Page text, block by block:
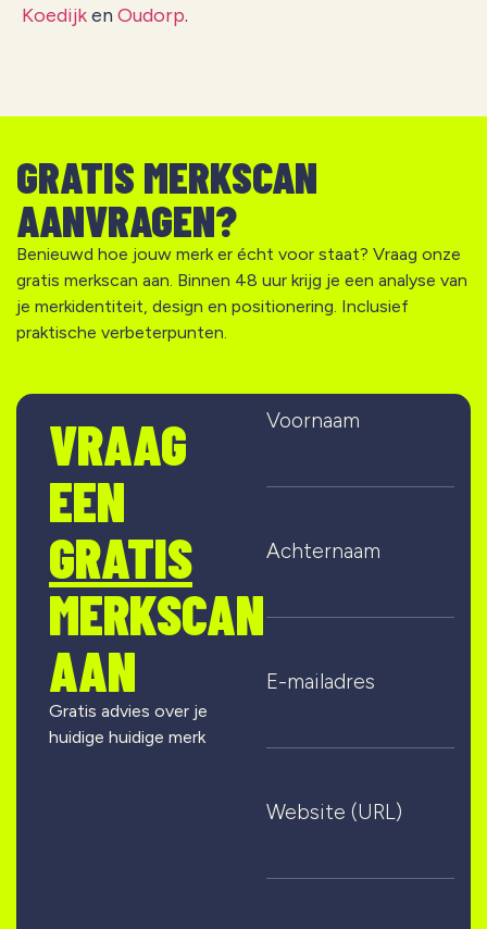
KoedijkenOudorp.
GRATIS MERKSCAN
AANVRAGEN?
Benieuwd hoe jouw merk er écht voor staat? Vraag onze
gratis merkscan aan. Binnen 48 uur krijg je een analyse van
je merkidentiteit, design en positionering. Inclusief
praktische verbeterpunten.
VRAAG
EEN
GRATIS
MERKSCAN
AAN
Gratis advies over je
huidige huidige merk
Voornaam
Achternaam
E-mailadres
Website (URL)